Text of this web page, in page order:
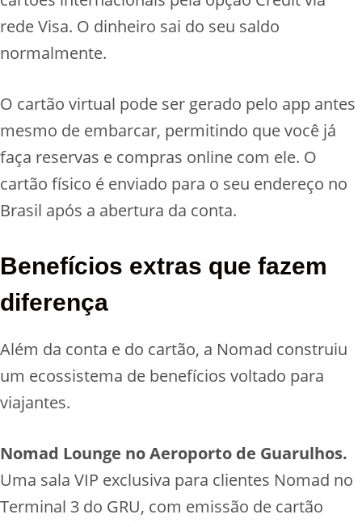
rede Visa. O dinheiro sai do seu saldo
normalmente.
O cartão virtual pode ser gerado pelo app antes
mesmo de embarcar, permitindo que você já
faça reservas e compras online com ele. O
cartão físico é enviado para o seu endereço no
Brasil após a abertura da conta.
Benefícios extras que fazem
diferença
Além da conta e do cartão, a Nomad construiu
um ecossistema de benefícios voltado para
viajantes.
Nomad Lounge no Aeroporto de Guarulhos.
Uma sala VIP exclusiva para clientes Nomad no
Terminal 3 do GRU, com emissão de cartão